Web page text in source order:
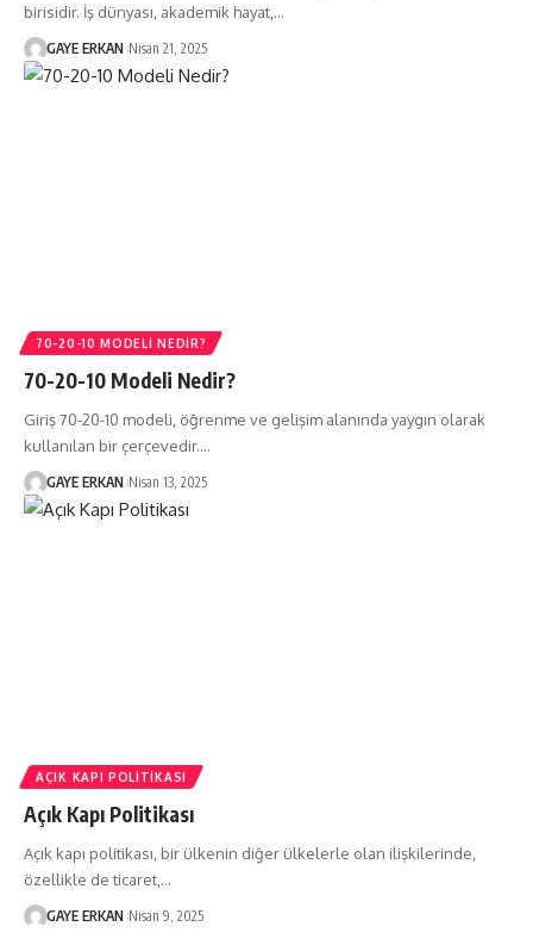
birisidir. İş dünyası, akademik hayat,…
GAYE ERKAN Nisan 21, 2025
70-20-10 MODELI NEDIR?
70-20-10 Modeli Nedir?
Giriş 70-20-10 modeli, öğrenme ve gelişim alanında yaygın olarak
kullanılan bir çerçevedir.…
GAYE ERKAN Nisan 13, 2025
AÇIK KAPI POLITIKASI
Açık Kapı Politikası
Açık kapı politikası, bir ülkenin diğer ülkelerle olan ilişkilerinde,
özellikle de ticaret,…
GAYE ERKAN Nisan 9, 2025